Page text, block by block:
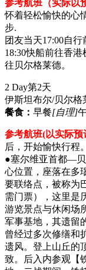
参考航班（实际以
怀着轻松愉快的心
步.
团友当天17:00自
18:30快船前往香
往贝尔格莱德。
2 Day第2天
伊斯坦布尔/贝尔格
餐食： 早餐[自理]
参考航班(以实际预
后，开始愉快行程。
●塞尔维亚首都—
心位置，座落在多
要联络点，被称为
需门票），这里是
游览景点与休闲场
军事基地，其遗留
曾经过多次修缮和
遗风。登上山丘的
致。后入内参观【